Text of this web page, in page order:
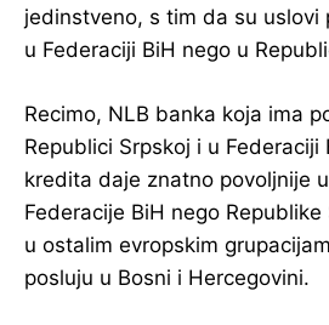
jedinstveno, s tim da su uslovi
u Federaciji BiH nego u
Recimo, NLB banka koja ima
Republici Srpskoj i u
kredita daje znatno povoljnije
Federacije BiH nego
u ostalim evropskim
posluju u Bosni i Hercegovini.